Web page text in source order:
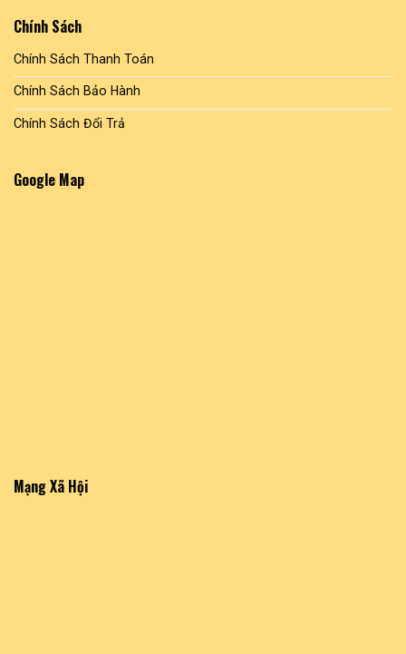
Chính Sách
Chính Sách Thanh Toán
Chính Sách Bảo Hành
Chính Sách Đổi Trả
Google Map
Mạng Xã Hội